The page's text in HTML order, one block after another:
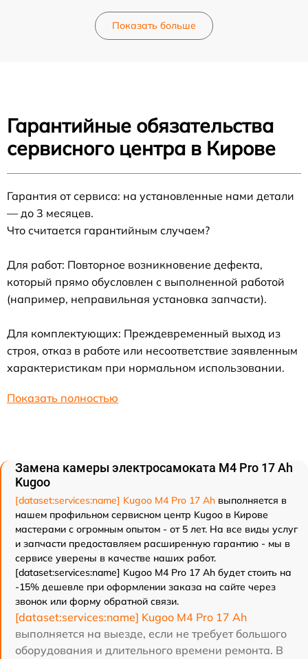
Показать больше
Гарантийные обязательства
сервисного центра в Кирове
Гарантия от сервиса: на установленные нами детали
— до 3 месяцев.
Что считается гарантийным случаем?
Для работ: Повторное возникновение дефекта,
который прямо обусловлен с выполненной работой
(например, неправильная установка запчасти).
Для комплектующих: Преждевременный выход из
строя, отказ в работе или несоответствие заявленным
характеристикам при нормальном использовании.
Показать полностью
Замена камеры электросамоката M4 Pro 17 Ah
Kugoo
[dataset:services:name] Kugoo M4 Pro 17 Ah выполняется в
нашем профильном сервисном центр Kugoo в Кирове
мастерами с огромным опытом - от 5 лет. На все виды услуг
и запчасти предоставляем расширенную гарантию - мы в
сервисе уверены в качестве наших работ.
[dataset:services:name] Kugoo M4 Pro 17 Ah будет стоить на
-15% дешевле при оформлении заказа на сайте через
звонок или форму обратной связи.
[dataset:services:name] Kugoo M4 Pro 17 Ah
выполняется на выезде, если не требует большого
оборудования и длительного времени ремонта. В